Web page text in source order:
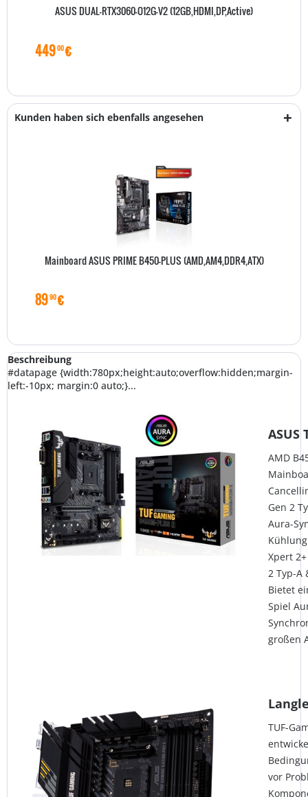
ASUS DUAL-RTX3060-O12G-V2 (12GB,HDMI,DP,Active)
44900€
Kunden haben sich ebenfalls angesehen
Mainboard ASUS PRIME B450-PLUS (AMD,AM4,DDR4,ATX)
8990€
Beschreibung
#datapage {width:780px;height:auto;overflow:hidden;margin-
left:-10px; margin:0 auto;}...
ASUS
AMD
Gen 2
Aura-
Xpert
2 Typ-A
Bietet
Spiel
großen
TUF-
vor